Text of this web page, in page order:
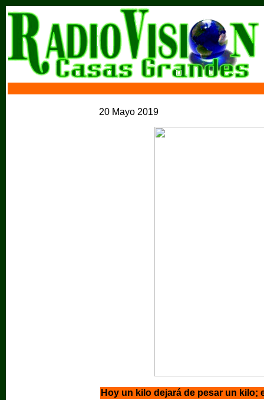
20 Mayo 2019
Hoy un kilo dejará de pesar un kilo;